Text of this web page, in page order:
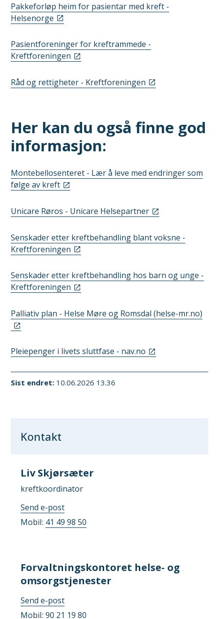
Pakkeforløp heim for pasientar med kreft -
Helsenorge
Pasientforeninger for kreftrammede -
Kreftforeningen
Råd og rettigheter - Kreftforeningen
Her kan du også finne god
informasjon:
Montebellosenteret - Lær å leve med endringer som
følge av kreft
Unicare Røros - Unicare Helsepartner
Senskader etter kreftbehandling blant voksne -
Kreftforeningen
Senskader etter kreftbehandling hos barn og unge -
Kreftforeningen
Palliativ plan - Helse Møre og Romsdal (helse-mr.no)
Pleiepenger i livets sluttfase - nav.no
Sist endret 10.06.2026 13.36
Kontakt
Liv Skjørsæter
kreftkoordinator
Send e-posttil
Liv
Skjørsæter
Mobil 41 49 98 50
Forvaltningskontoret helse- og
omsorgstjenester
Send e-posttil
Forvaltningskontoret
Mobil 90 21 19 80